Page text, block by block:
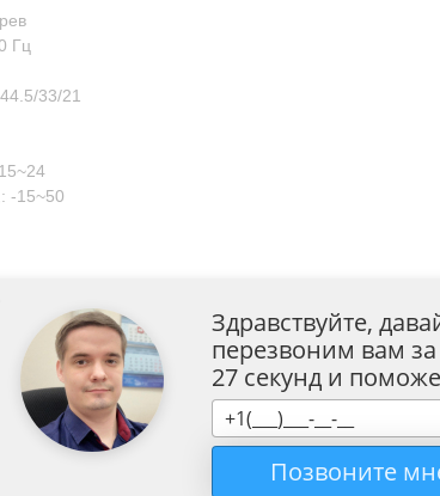
Гц
33/21
-15~50
Здравствуйте,
перезвоним вам за
27 секунд и
Позвоните